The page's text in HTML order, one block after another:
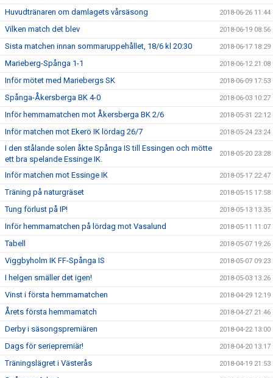
Huvudtränaren om damlagets vårsäsong 2018-06-26 11:44
Vilken match det blev 2018-06-19 08:56
Sista matchen innan sommaruppehållet, 18/6 kl 20:30 2018-06-17 18:29
Marieberg-Spånga 1-1 2018-06-12 21:08
Inför mötet med Mariebergs SK 2018-06-09 17:53
Spånga-Åkersberga BK 4-0 2018-06-03 10:27
Inför hemmamatchen mot Åkersberga BK 2/6 2018-05-31 22:12
Inför matchen mot Ekerö IK lördag 26/7 2018-05-24 23:24
I den stålande solen åkte Spånga IS till Essingen och mötte
ett bra spelande Essinge IK.
2018-05-20 23:28
Inför matchen mot Essinge IK 2018-05-17 22:47
Träning på naturgräset 2018-05-15 17:58
Tung förlust på IP! 2018-05-13 13:35
Inför hemmamatchen på lördag mot Vasalund 2018-05-11 11:07
Tabell 2018-05-07 19:26
Viggbyholm IK FF-Spånga IS 2018-05-07 09:23
I helgen smäller det igen! 2018-05-03 13:26
Vinst i första hemmamatchen 2018-04-29 12:19
Årets första hemmamatch 2018-04-27 21:46
Derby i säsongspremiären 2018-04-22 13:00
Dags för seriepremiär! 2018-04-20 13:17
Träningslägret i Västerås 2018-04-19 21:53